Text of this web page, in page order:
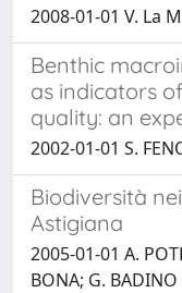
2008-01-01 V. La
Benthic
as indicators
quality: an
2002-01-01 S.
Biodiversità
Astigiana
2005-01-01 A.
BONA; G. BADINO